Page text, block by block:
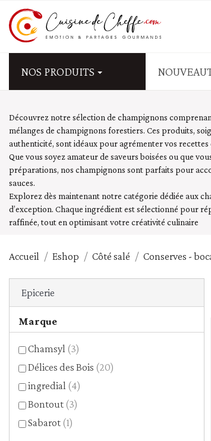
NOS PRODUITS
Biscuits
Fruits secs
Olives
Tapas -
Blé -
Pâtes
Découvrez notre sélection de champignons
mélanges de champignons forestiers. Ces produits,
authenticité, sont idéaux pour agrémenter vos
Que vous soyez amateur de saveurs boisées ou que
préparations, nos champignons sont parfaits pour
sauces.
Explorez dès maintenant notre catégorie dédiée aux
d’exception. Chaque ingrédient est sélectionné pour
raffinée, tout en optimisant votre créativité culinaire
Accueil Eshop Côté salé Conserves -
Epicerie
Marque
Chamsyl (3)
Délices des Bois (20)
ingredial (4)
Bontout (3)
Sabarot (1)